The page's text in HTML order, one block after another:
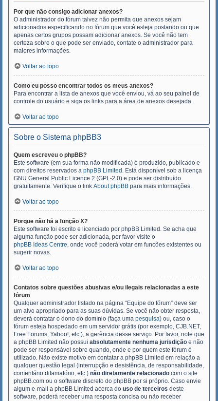
Por que não consigo adicionar anexos?
O administrador do fórum talvez não permita que anexos sejam
adicionados especificando no fórum que você esteja postando ou que
apenas certos grupos possam adicionar anexos. Se você não tem
certeza sobre o que pode ser enviado, contate o administrador para
maiores informações.
Voltar ao topo
Como eu posso encontrar todos os meus anexos?
Para encontrar a lista de anexos que você enviou, vá ao seu painel de
controle do usuário e siga os links para a área de anexos desejada.
Voltar ao topo
Sobre o Sistema phpBB3
Quem escreveu o phpBB?
Este software (em sua forma não modificada) é produzido, publicado e
com direitos reservados a phpBB Limited . Está disponível sob a licença
GNU General Public Licence 2 (GPL-2.0) e pode ser distribuído
gratuitamente. Verifique o link About phpBB para mais informações.
Voltar ao topo
Porque não há a função X?
Este software foi escrito e licenciado por phpBB Limited. Se acha que
alguma função pode ser adicionada, por favor visite o
phpBB Ideas Centre, onde você poderá votar em funcões existentes ou
sugerir novas.
Voltar ao topo
Contatos sobre questões abusivas e/ou ilegais relacionadas a este
fórum
Qualquer administrador listado na página “Equipe do fórum” deve ser
um alvo apropriado para as suas dúvidas. Se você não obter resposta,
deverá contatar o dono do domínio (faça uma pesquisa) ou, caso o
fórum esteja hospedado em um servidor grátis (por exemplo, CJB.NET,
Free Forums, Yahoo!, etc.), a gerência desse serviço. Por favor, note que
a phpBB Limited não possui absolutamente nenhuma jurisdição e não
pode ser responsável sobre quando, onde e por quem este fórum é
utilizado. Não existe motivo em contatar a phpBB Limited em relação a
qualquer questão legal (interrupção e desistência, de responsabilidade,
comentário difamatório, etc.) não diretamente relacionado com o site
phpBB.com ou o software discreto do phpBB por si próprio. Caso envie
algum e-mail a phpBB Limited acerca do uso de terceiros deste
software, poderá receber uma resposta concisa ou não receber